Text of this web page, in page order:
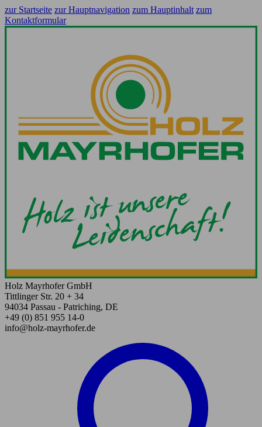
zur Startseite zur Hauptnavigation zum Hauptinhalt zum
Kontaktformular
Holz Mayrhofer GmbH
Tittlinger Str. 20 + 34
94034 Passau - Patriching, DE
+49 (0) 851 955 14-0
info@holz-mayrhofer.de